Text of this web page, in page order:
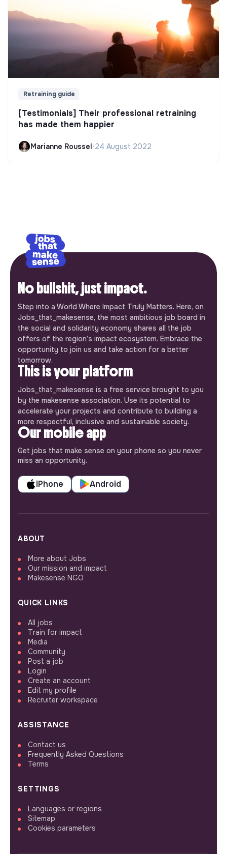
Retraining guide
[Testimonials] Their professional retraining
has made them happier
Marianne Roussel•24 August 2022
No bullshit, just impact.
Step into a World Where Impact Truly Matters. Here, on
Jobs_that_makesense, the most ambitious job board in
the social and solidarity economy shares all the job
offers of the region’s impact ecosystem. Embrace the
opportunity to join us and take action for a better
tomorrow.
This is your platform
Jobs_that_makesense is a free service brought to you
by the makesense association. Use its potential to
accelerate your projects and contribute to building a
more respectful, inclusive and sustainable society.
Our mobile app
Get jobs that make sense on your phone so you never
miss an opportunity.
iPhone Android
ABOUT
More about Jobs
Our mission and impact
Makesense NGO
QUICK LINKS
All jobs
Train for impact
Media
Community
Post a job
Login
Create an account
Edit my profile
Recruiter workspace
ASSISTANCE
Contact us
Frequently Asked Questions
Terms
SETTINGS
Languages or regions
Sitemap
Cookies parameters